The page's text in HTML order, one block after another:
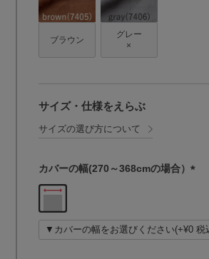
ブラウン
グレー
×
サイズ・仕様をえらぶ
サイズの選び方について
カバーの幅(270～368cmの場合）
須
)